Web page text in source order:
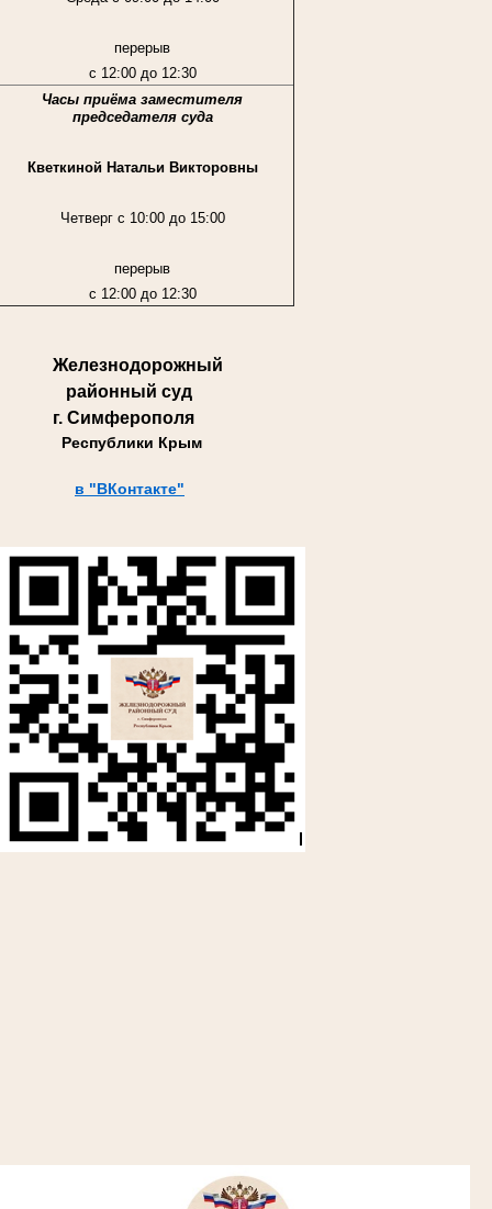
перерыв
с 12:00 до 12:30
Часы приёма заместителя
председателя суда
Кветкиной Натальи Викторовны
Четверг с 10:00 до 15:00
перерыв
с 12:00 до 12:30
Железнодорожный
районный суд
г. Симферополя
Республики Крым
в "ВКонтакте"